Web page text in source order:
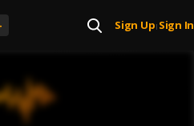
Sign Up| Sign In